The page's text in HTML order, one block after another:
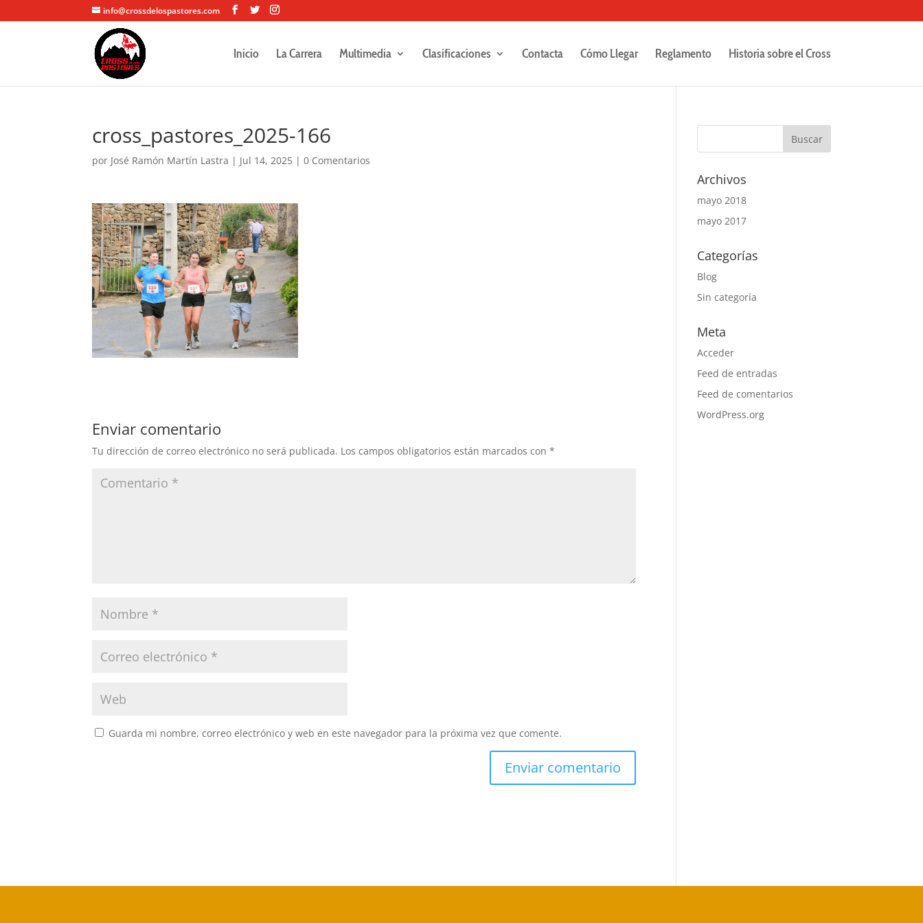
info@crossdelospastores.com
Inicio La Carrera Multimedia Clasificaciones Contacta Cómo Llegar Reglamento Historia sobre el Cross
cross_pastores_2025-166
por José Ramón Martín Lastra | Jul 14, 2025 |0 Comentarios
Enviar comentario
Tu dirección de correo electrónico no será publicada. Los campos obligatorios están marcados con*
Guarda mi nombre, correo electrónico y web en este navegador para la próxima vez que comente.
Archivos
mayo 2018
mayo 2017
Categorías
Blog
Sin categoría
Meta
Acceder
Feed de entradas
Feed de comentarios
WordPress.org